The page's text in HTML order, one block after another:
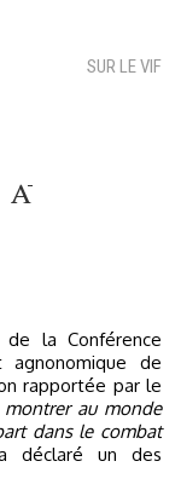
SUR LE VIF
la Conférence
de
rapportée par le
montrer au monde
dans le combat
déclaré un des